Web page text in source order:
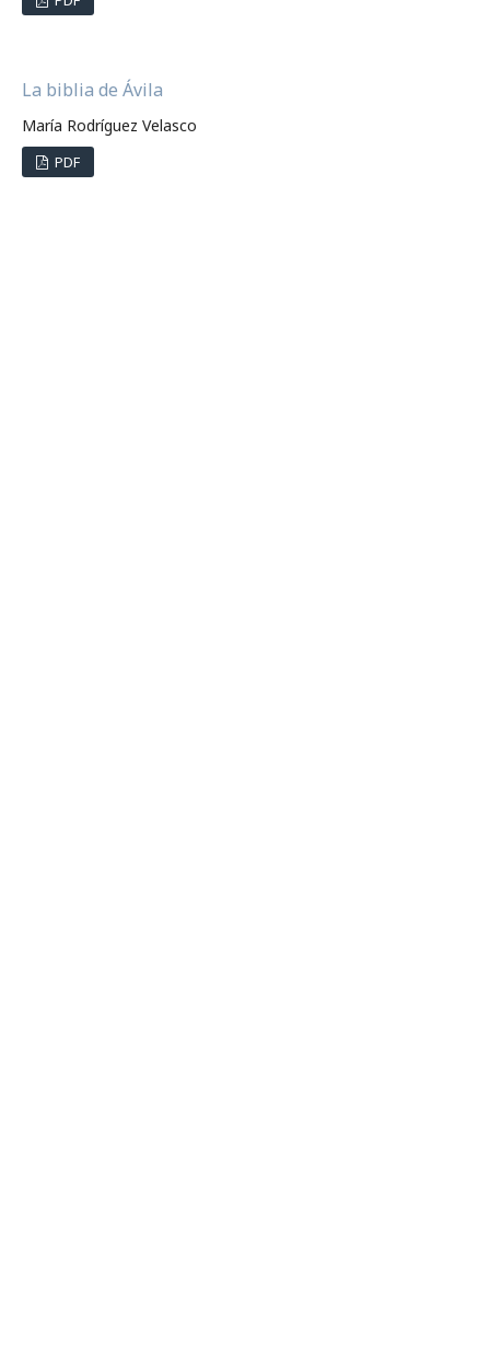
La biblia de Ávila
María Rodríguez Velasco
PDF